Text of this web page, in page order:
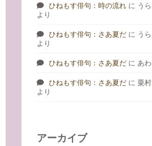
ひねもす俳句：時の流れ に う
より
ひねもす俳句：さあ夏だ に う
より
ひねもす俳句：さあ夏だ に あわ
ひねもす俳句：さあ夏だ に 粟
より
アーカイブ